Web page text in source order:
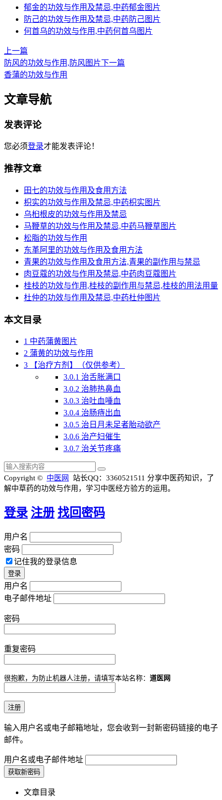
郁金的功效与作用及禁忌,中药郁金图片
防己的功效与作用及禁忌,中药防己图片
何首乌的功效与作用,中药何首乌图片
上一篇
防风的功效与作用,防风图片下一篇
香蒲的功效与作用
文章导航
发表评论
您必须登录才能发表评论！
推荐文章
田七的功效与作用及食用方法
枳实的功效与作用及禁忌,中药枳实图片
乌桕根皮的功效与作用及禁忌
马鞭草的功效与作用及禁忌,中药马鞭草图片
松脂的功效与作用
东革阿里的功效与作用及食用方法
青果的功效与作用及食用方法,青果的副作用与禁忌
肉豆蔻的功效与作用及禁忌,中药肉豆蔻图片
桂枝的功效与作用,桂枝的副作用与禁忌,桂枝的用法用量
杜仲的功效与作用及禁忌,中药杜仲图片
本文目录
1 中药蒲黄图片
2 蒲黄的功效与作用
3 【治疗方剂】（仅供参考）
3.0.1 治舌胀满口
3.0.2 治肺热鼻血
3.0.3 治吐血唾血
3.0.4 治肠痔出血
3.0.5 治日月未足者胎动欲产
3.0.6 治产妇催生
3.0.7 治关节疼痛
Copyright © 中医网 站长QQ：3360521511 分享中医药知识，了
解中草药的功效与作用，学习中医经方验方的运用。
登录 注册 找回密码
用户名
密码
记住我的登录信息
用户名
电子邮件地址
密码
重复密码
很抱歉，为防止机器人注册，请填写本站名称： 道医网
输入用户名或电子邮箱地址，您会收到一封新密码链接的电子
邮件。
用户名或电子邮件地址
文章目录